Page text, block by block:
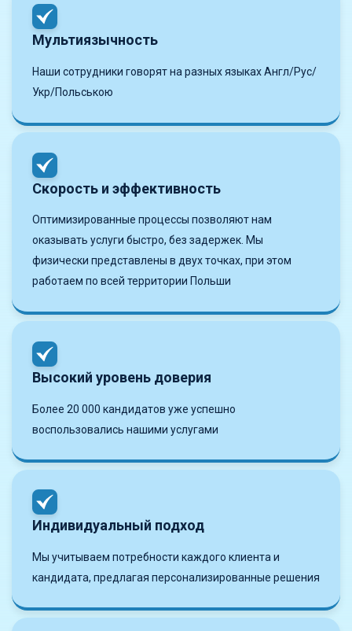
Мультиязычность
Наши сотрудники говорят на разных языках Англ/Рус/
Укр/Польською
Скорость и эффективность
Оптимизированные процессы позволяют нам
оказывать услуги быстро, без задержек. Мы
физически представлены в двух точках, при этом
работаем по всей территории Польши
Высокий уровень доверия
Более 20 000 кандидатов уже успешно
воспользовались нашими услугами
Индивидуальный подход
Мы учитываем потребности каждого клиента и
кандидата, предлагая персонализированные решения